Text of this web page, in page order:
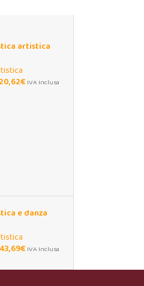
artistica
20,62€ IVA Inclusa
e danza
43,69€ IVA Inclusa